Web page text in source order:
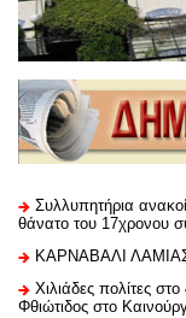
Συλλυπητήρια
θάνατο του 17χρονου
ΚΑΡΝΑΒΑΛΙ ΛΑΜΙΑΣ
Χιλιάδες πολίτες
Φθιώτιδος στο